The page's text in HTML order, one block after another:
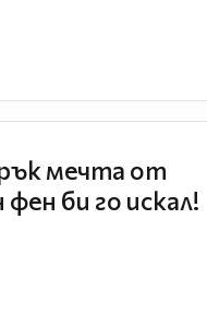
мечта от
би го искал!